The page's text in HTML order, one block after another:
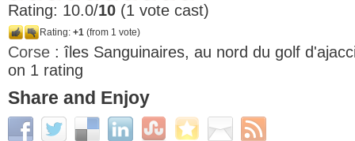
Rating: 10.0/10 (1 vote cast)
Rating: +1 (from 1 vote)
Corse : îles Sanguinaires, au nord du golf
on 1 rating
Share and Enjoy